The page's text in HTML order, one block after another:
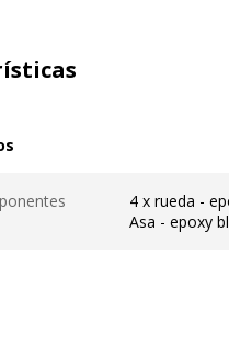
4 x rueda -
Asa - epoxy